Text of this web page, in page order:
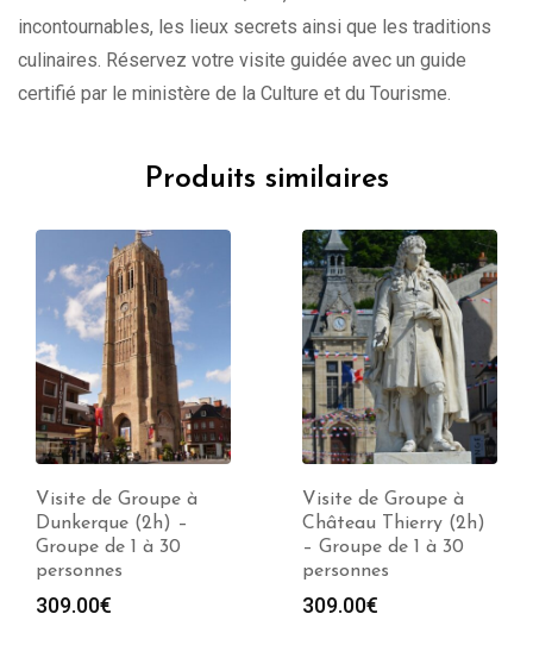
incontournables, les lieux secrets ainsi que les traditions
culinaires. Réservez votre visite guidée avec un guide
certifié par le ministère de la Culture et du Tourisme.
Produits similaires
Visite de Groupe à
Dunkerque (2h) –
Groupe de 1 à 30
personnes
309.00€
Visite de Groupe à
Château Thierry (2h)
– Groupe de 1 à 30
personnes
309.00€